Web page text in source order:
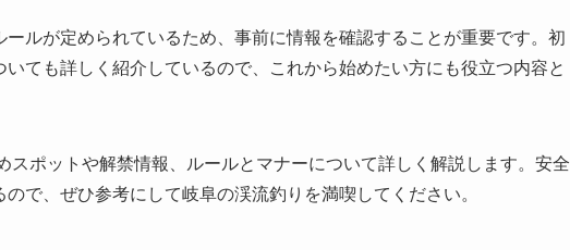
ルが定められているため、事前に情報を確認することが重要です。初
ても詳しく紹介しているので、これから始めたい方にも役立つ内容と
スポットや解禁情報、ルールとマナーについて詳しく解説します。安全
で、ぜひ参考にして岐阜の渓流釣りを満喫してください。